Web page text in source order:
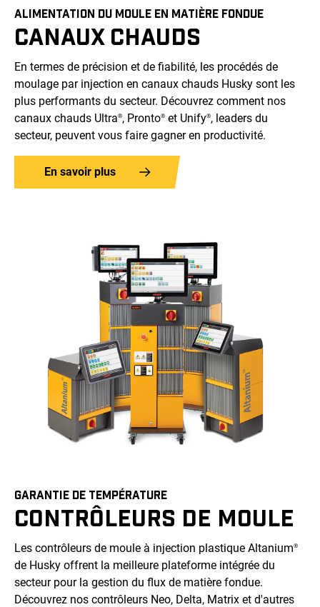
ALIMENTATION DU MOULE EN MATIÈRE FONDUE
CANAUX CHAUDS
En termes de précision et de fiabilité, les procédés de
moulage par injection en canaux chauds Husky sont les
plus performants du secteur. Découvrez comment nos
canaux chauds Ultra®, Pronto® et Unify®, leaders du
secteur, peuvent vous faire gagner en productivité.
En savoir plus
GARANTIE DE TEMPÉRATURE
CONTRÔLEURS DE MOULE
Les contrôleurs de moule à injection plastique Altanium®
de Husky offrent la meilleure plateforme intégrée du
secteur pour la gestion du flux de matière fondue.
Découvrez nos contrôleurs Neo, Delta, Matrix et d'autres